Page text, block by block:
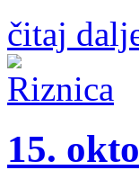
čitaj
15.